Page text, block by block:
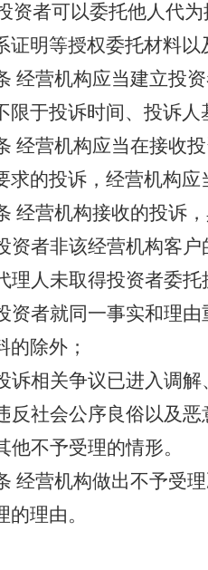
资者可以委托他人代为
证明等授权委托材料以
经营机构应当建立投
限于投诉时间、投诉人
经营机构应当在接收
求的投诉，经营机构应
经营机构接收的投诉
资者非该经营机构客户
理人未取得投资者委托
资者就同一事实和理
的除外；
诉相关争议已进入调
反社会公序良俗以及
他不予受理的情形。
经营机构做出不予受
的理由。